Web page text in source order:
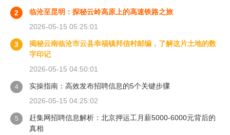
2
临沧至昆明：探秘云岭高原上的高速铁路之旅
2026-05-15 05:25:01
3
揭秘云南临沧市云县幸福镇邦信村邮编，了解这片土地的数
字印记
2026-05-15 04:50:01
4
实操指南：高效发布招聘信息的5个关键步骤
2026-05-15 04:25:02
5
赶集网招聘信息解析：北京押运工月薪5000-6000元背后的
真相